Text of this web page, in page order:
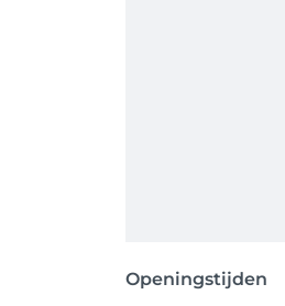
Openingstijden